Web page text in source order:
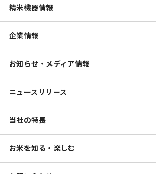
精米機器情報
企業情報
お知らせ・メディア情報
ニュースリリース
当社の特長
お米を知る・楽しむ